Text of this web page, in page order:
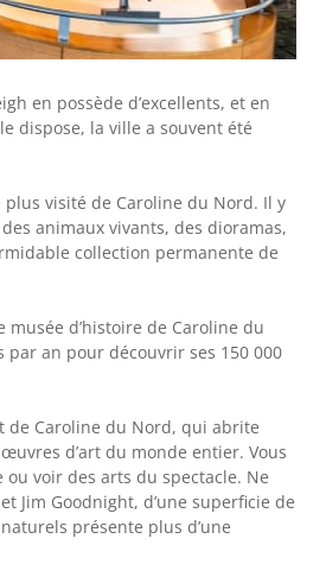
en possède d’excellents, et en
dispose, la ville a souvent été
visité de Caroline du Nord. Il y
animaux vivants, des dioramas,
collection permanente de
musée d’histoire de Caroline du
par an pour découvrir ses 150 000
de Caroline du Nord, qui abrite
d’art du monde entier. Vous
voir des arts du spectacle. Ne
Jim Goodnight, d’une superficie de
présente plus d’une